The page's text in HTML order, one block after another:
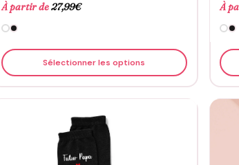
À partir de27,99€
Sélectionner les options
À